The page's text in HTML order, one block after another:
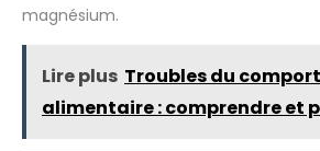
magnésium.
Lire plus Troubles du
alimentaire : comprendre et